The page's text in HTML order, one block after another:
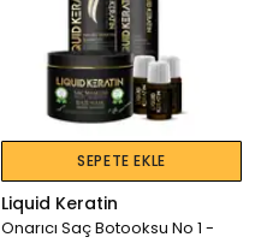
SEPETE EKLE
Liquid Keratin
Onarıcı Saç Botooksu No 1 -